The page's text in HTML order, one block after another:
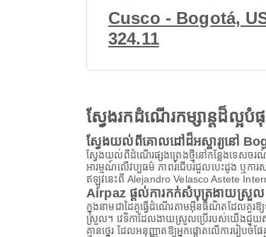
Cusco - Bogotá,
324.11
ស្វែងរកដំណើរកម្សាន្តដ៏ល្
ស្វែងយល់ពីគោលដៅដ៏អស្ចារ្យនៅ
ស្វែងយល់ពីដំណើរផ្សងព្រេងថ្មីនៅកន្លែងទេសចរ
អារម្មណ៍លើវប្បធម៌ ភាពរំជើបរំជួលបេះដូង ឬកា
ឥឡូវនេះពី Alejandro Velasco Astete
Airpaz ផ្តល់ការកក់សំបុត្រងាយស្រួ
ក្នុងនាមជាដៃគូធ្វើដំណើរតាមអ៊ីនធឺណិតដែលគួរ
ស្រួល។ វេទិកាដែលងាយស្រួលប្រើរបស់យើងជួយ
គ្មានថ្នេរ ដែលអនុញ្ញាតឱ្យអ្នកផ្តោតលើការរៀ